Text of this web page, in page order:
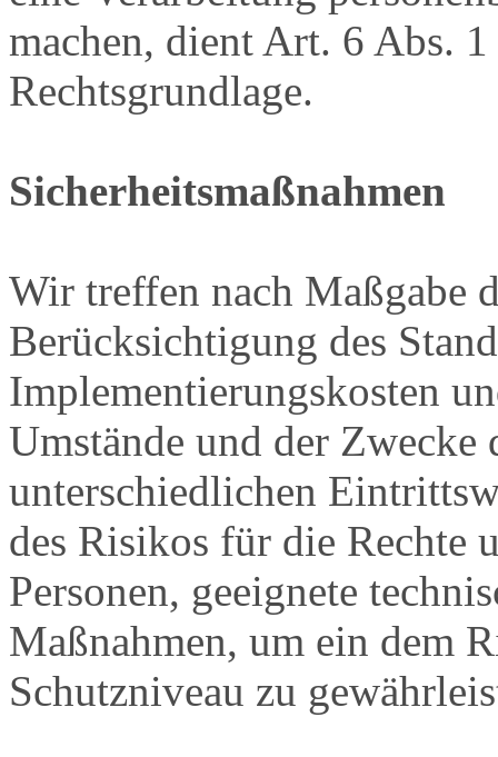
machen, dient Art. 6 Abs.
Rechtsgrundlage.
Sicherheitsmaßnahmen
Wir treffen nach Maßgabe
Berücksichtigung des
Implementierungskosten
Umstände und der Zwecke
unterschiedlichen
des Risikos für die Rechte
Personen, geeignete
Maßnahmen, um ein dem
Schutzniveau zu